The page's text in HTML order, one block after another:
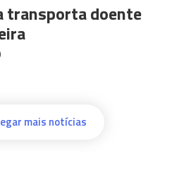
transporta doente
mais notícias